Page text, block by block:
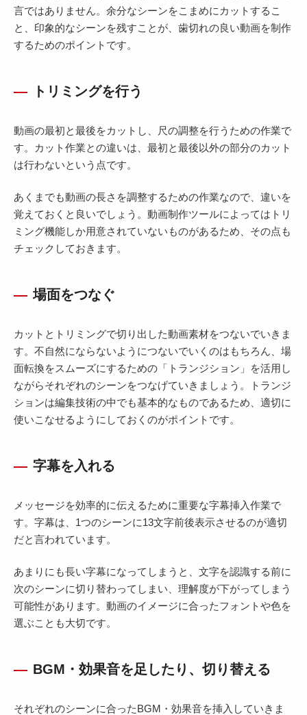
言ではありません。余分なシーンをこまめにカットするこ
と、印象的なシーンを残すことが、歯切れの良い動画を制作
するためのポイントです。
トリミングを行う
動画の最初と最後をカットし、尺の調整を行うための作業で
す。カット作業との違いは、最初と最後以外の部分のカット
は行わないという点です。
あくまでも動画の長さを調整するための作業なので、違いを
覚えておくと良いでしょう。動画制作ツールによってはトリ
ミング機能しか用意されていないものがあるため、その点も
チェックしておきます。
場面をつなぐ
カットとトリミングで切り出した動画素材をつないでいきま
す。不自然にならないようにつないでいくのはもちろん、場
面転換をスムーズにするための「トランジション」を活用し
ながらそれぞれのシーンをつなげていきましょう。トランジ
ションは編集技術の中でも基本的なものであるため、適切に
使いこなせるようにしておくのがポイントです。
字幕を入れる
メッセージを効率的に伝えるために重要な字幕挿入作業で
す。字幕は、1つのシーンに13文字前後表示させるのが適切
だと言われています。
あまりにも長い字幕になってしまうと、文字を認識する前に
次のシーンに切り替わってしまい、理解度が下がってしまう
可能性があります。動画のイメージに合ったフォントや色を
選ぶことも大切です。
BGM・効果音を足したり、切り替える
それぞれのシーンに合ったBGM・効果音を挿入していきま